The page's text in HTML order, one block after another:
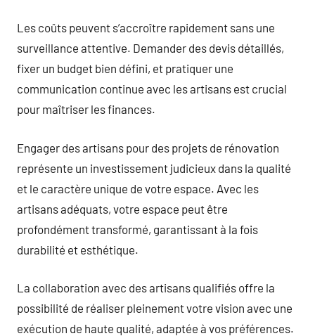
Les coûts peuvent s’accroître rapidement sans une
surveillance attentive. Demander des devis détaillés,
fixer un budget bien défini, et pratiquer une
communication continue avec les artisans est crucial
pour maîtriser les finances.
Engager des artisans pour des projets de rénovation
représente un investissement judicieux dans la qualité
et le caractère unique de votre espace. Avec les
artisans adéquats, votre espace peut être
profondément transformé, garantissant à la fois
durabilité et esthétique.
La collaboration avec des artisans qualifiés offre la
possibilité de réaliser pleinement votre vision avec une
exécution de haute qualité, adaptée à vos préférences.